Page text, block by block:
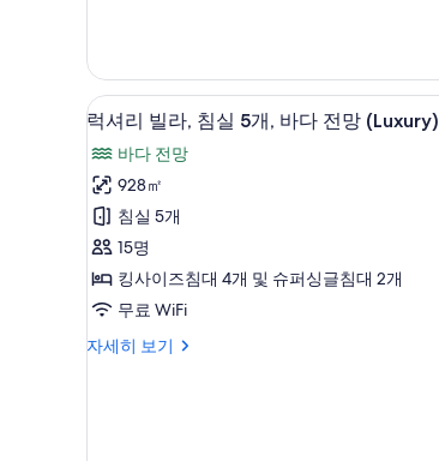
진
모
두
보
기
2
개,
전
용
수
영
장
자
세
히
보
기
럭
셔
리
빌
라,
침
실
개,
20
럭셔리 빌라, 침실 5개, 바다 전망 (Luxury)
바다 전망
928㎡
침실 5개
15명
킹사이즈침대 4개 및 슈퍼싱글침대 2개
무료 WiFi
자세히 보기
럭